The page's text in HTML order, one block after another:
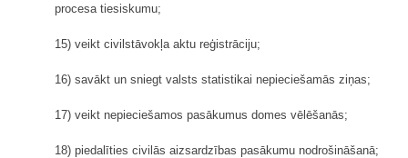
procesa tiesiskumu;
15) veikt civilstāvokļa aktu reģistrāciju;
16) savākt un sniegt valsts statistikai nepieciešamās ziņas;
17) veikt nepieciešamos pasākumus domes vēlēšanās;
18) piedalīties civilās aizsardzības pasākumu nodrošināšanā;